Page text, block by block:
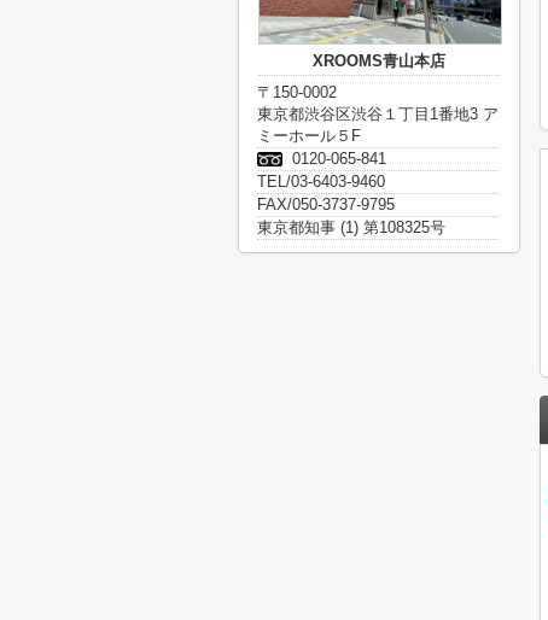
XROOMS青山本店
〒150-0002
東京都渋谷区渋谷１丁目1番地3 ア
ミーホール５F
0120-065-841
TEL/03-6403-9460
FAX/050-3737-9795
東京都知事 (1) 第108325号